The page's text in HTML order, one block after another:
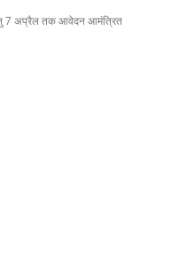
हेतु 7 अप्रैल तक आवेदन आमंत्रित